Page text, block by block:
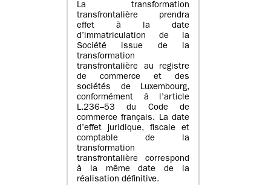
La transformation
transfrontalière prendra
effet à la date
d’immatriculation de la
Société issue de la
transformation
transfrontalière au registre
de commerce et des
sociétés de Luxembourg,
conformément à l’article
L.236–53 du Code de
commerce français. La date
d’effet juridique, fiscale et
comptable de la
transformation
transfrontalière correspond
à la même date de la
réalisation définitive.